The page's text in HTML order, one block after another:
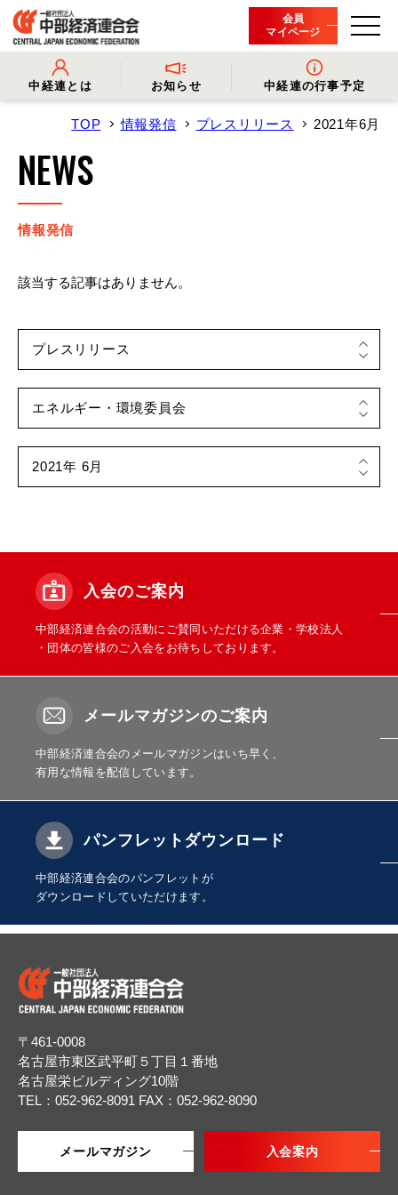
会員
マイページ
中経連とは
- 中経連とは - 会長挨拶
- 役員名簿
- 会員一覧
お知らせ
- 情報発信 - プレスリリース
- 会長コメント
- イベント・セミナー
中経連の行事予定
TOP 情報発信 プレスリリース 2021年6月
NEWS
情報発信
該当する記事はありません。
入会のご案内
中部経済連合会の活動にご賛同いただける企業・学校法人
・団体の皆様のご入会をお待ちしております。
メールマガジンのご案内
中部経済連合会のメールマガジンはいち早く、
有用な情報を配信しています。
パンフレットダウンロード
中部経済連合会のパンフレットが
ダウンロードしていただけます。
〒461-0008
名古屋市東区武平町５丁目１番地
名古屋栄ビルディング10階
TEL：052-962-8091 FAX：052-962-8090
メールマガジン 入会案内